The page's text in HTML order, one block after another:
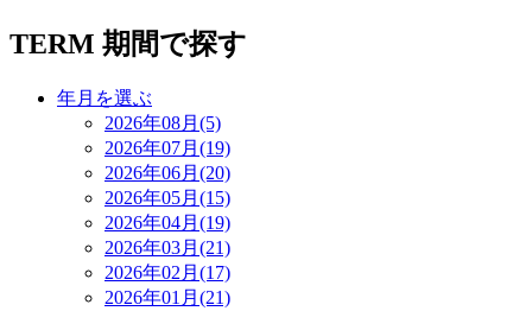
TERM 期間で探す
年月を選ぶ
2026年08月(5)
2026年07月(19)
2026年06月(20)
2026年05月(15)
2026年04月(19)
2026年03月(21)
2026年02月(17)
2026年01月(21)